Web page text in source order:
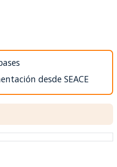
desde SEACE